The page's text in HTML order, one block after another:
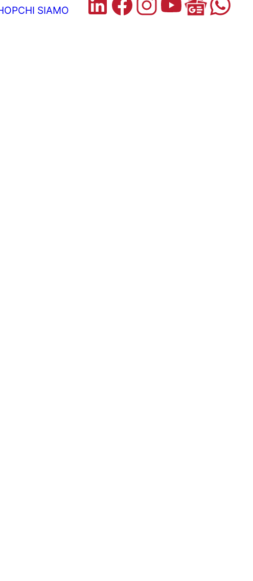
CHI SIAMO